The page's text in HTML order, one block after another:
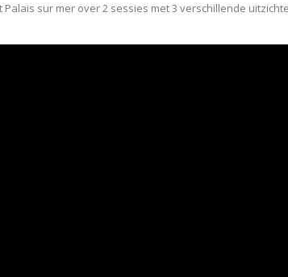
sur mer over 2 sessies met 3 verschillende